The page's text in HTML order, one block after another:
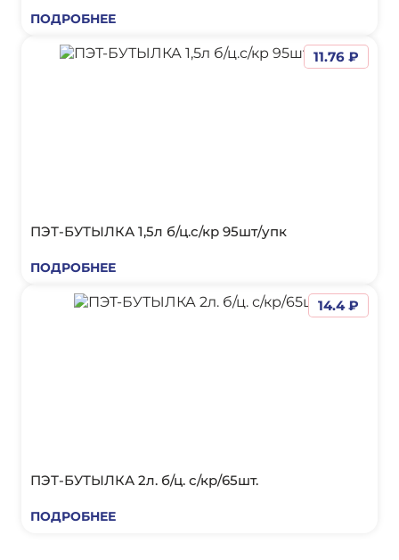
ПОДРОБНЕЕ
ПЭТ-БУТЫЛКА 1,5л б/ц.с/кр 95шт/упк
ПОДРОБНЕЕ
11.76 ₽
ПЭТ-БУТЫЛКА 2л. б/ц. с/кр/65шт.
ПОДРОБНЕЕ
14.4 ₽